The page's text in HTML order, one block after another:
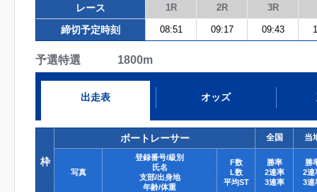
レース 1R 2R 3R
締切予定時刻 08:51 09:17 09:43
予選特選 1800m
出走表 オッズ
枠
ボートレーサー 全国 当
写真
登録番号/級別
氏名
支部/出身地
年齢/体重
F数
L数
平均ST
勝率
2連率
3連率
勝
2連
3連